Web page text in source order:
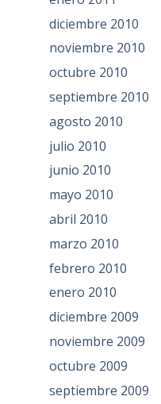
diciembre 2010
noviembre 2010
octubre 2010
septiembre 2010
agosto 2010
julio 2010
junio 2010
mayo 2010
abril 2010
marzo 2010
febrero 2010
enero 2010
diciembre 2009
noviembre 2009
octubre 2009
septiembre 2009